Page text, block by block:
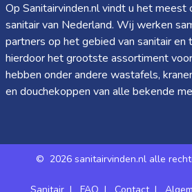
Op Sanitairvinden.nl vindt u het meest
sanitair van Nederland. Wij werken
partners op het gebied van sanitair en
hierdoor het grootste assortiment
hebben onder andere wastafels,
en douchekoppen van alle bekende
© 2026 sanitairvinden.nl alle